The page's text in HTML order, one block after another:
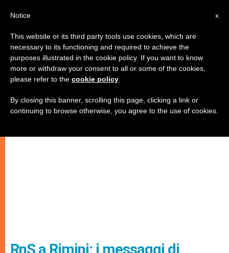
RnS a Rimini: i messaggi di
x
Notice
This website or its third party tools use cookies, which are
necessary to its functioning and required to achieve the
purposes illustrated in the cookie policy. If you want to know
more or withdraw your consent to all or some of the cookies,
please refer to the cookie policy
By closing this banner, scrolling this page, clicking a link or
continuing to browse otherwise, you agree to the use of cookies.